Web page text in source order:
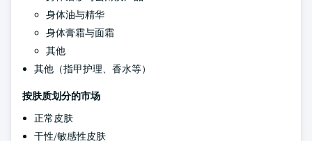
身体油与精华
身体膏霜与面霜
其他
其他（指甲护理、香水等）
按肤质划分的市场
正常皮肤
干性/敏感性皮肤